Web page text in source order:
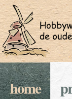
home